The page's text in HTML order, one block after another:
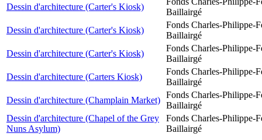
Dessin d'architecture (Carter's Kiosk)
Baillairgé
Dessin d'architecture (Carter's Kiosk)
Fonds Charles-Philippe-
Baillairgé
Dessin d'architecture (Carter's Kiosk)
Fonds Charles-Philippe-
Baillairgé
Dessin d'architecture (Carters Kiosk)
Fonds Charles-Philippe-
Baillairgé
Dessin d'architecture (Champlain Market)
Fonds Charles-Philippe-
Baillairgé
Dessin d'architecture (Chapel of the Grey
Nuns Asylum)
Fonds Charles-Philippe-
Baillairgé